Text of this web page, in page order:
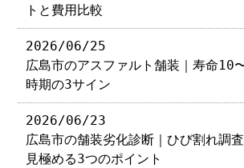
トと費用比較
2026/06/25
広島市のアスファルト舗装｜寿命10
時期の3サイン
2026/06/23
広島市の舗装劣化診断｜ひび割れ調
見極める3つのポイント